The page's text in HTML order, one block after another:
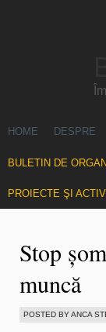
HOME DESPRE
BULETIN DE
PROIECTE ŞI
Stop
muncă
POSTED BY ANCA